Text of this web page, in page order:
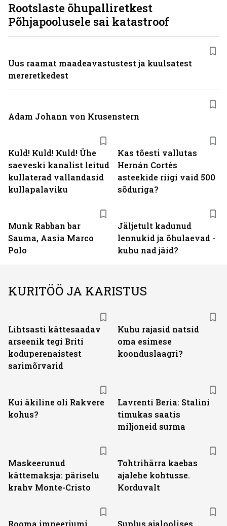
Kuld! Kuld! Kuld! Ühe
saeveski kanalist leitud
kullaterad vallandasid
kullapalaviku
Kas tõesti vallutas
Hernán Cortés
asteekide riigi vaid 500
sõduriga?
Munk Rabban bar
Sauma, Aasia Marco
Polo
Jäljetult kadunud
lennukid ja õhulaevad -
kuhu nad jäid?
Rootslaste õhupalliretkest
Põhjapoolusele sai katastroof
Uus raamat maadeavastustest ja kuulsatest
mereretkedest
Adam Johann von Krusenstern
KURITÖÖ JA KARISTUS
Lihtsasti kättesaadav
arseenik tegi Briti
koduperenaistest
sarimõrvarid
Kuhu rajasid natsid
oma esimese
koonduslaagri?
Kui äkiline oli Rakvere
kohus?
Lavrenti Beria: Stalini
timukas saatis
miljoneid surma
Maskeerunud
kättemaksja: päriselu
krahv Monte-Cristo
Tohtrihärra kaebas
ajalehe kohtusse.
Korduvalt
Rooma impeeriumi Suplus ajaloolises